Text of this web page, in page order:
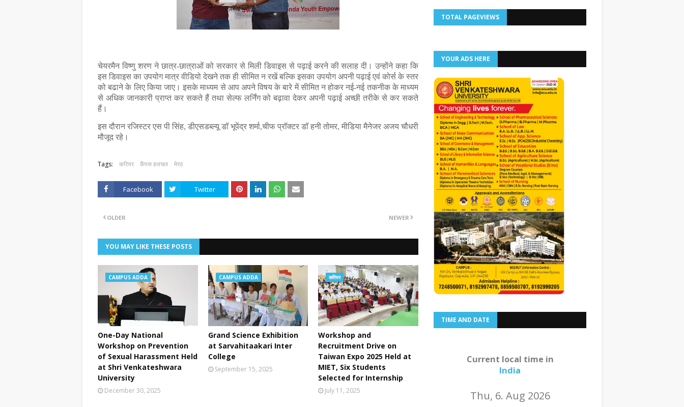
चेयरमैन विष्णु शरण ने छात्र-छात्राओं को सरकार से मिली डिवाइस से पढ़ाई करने की सलाह दी। उन्होंने कहा कि
इस डिवाइस का उपयोग मात्र वीडियो देखने तक ही सीमित न रखें बल्कि इसका उपयोग अपनी पढ़ाई एवं कोर्स के स्तर
को बढाने के लिए किया जाए। इसके माध्यम से आप अपने विषय के बारे में सीमित न होकर नई-नई तकनीक के माध्यम
से अधिक जानकारी प्राप्त कर सकते हैं तथा सेल्फ लर्निंग को बढ़ावा देकर अपनी पढ़ाई अच्छी तरीके से कर सकते
हैं।
इस दौरान रजिस्टर एस पी सिंह, डीएसडब्ल्यू डॉ भूपेंद्र शर्मा,चीफ प्रॉक्टर डॉ हनी तोमर, मीडिया मैनेजर अजय चौधरी
मौजूद रहे।
Tags: करियर कैंपस हलचल मेरठ
Facebook Twitter
NEWER
OLDER
YOU MAY LIKE THESE POSTS
CAMPUS ADDA
One-Day National
Workshop on Prevention
of Sexual Harassment Held
at Shri Venkateshwara
University
December 30, 2025
CAMPUS ADDA
Grand Science Exhibition
at Sarvahitaakari Inter
College
September 15, 2025
करियर
Workshop and
Recruitment Drive on
Taiwan Expo 2025 Held at
MIET, Six Students
Selected for Internship
July 11, 2025
TOTAL PAGEVIEWS
YOUR ADS HERE
TIME AND DATE
Current local time in
India